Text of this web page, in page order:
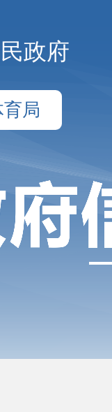
政府
局